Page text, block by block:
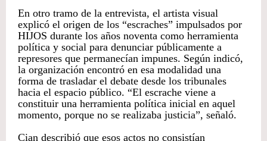
En otro tramo de la entrevista, el artista visual
explicó el origen de los “escraches” impulsados por
HIJOS durante los años noventa como herramienta
política y social para denunciar públicamente a
represores que permanecían impunes. Según indicó,
la organización encontró en esa modalidad una
forma de trasladar el debate desde los tribunales
hacia el espacio público. “El escrache viene a
constituir una herramienta política inicial en aquel
momento, porque no se realizaba justicia”, señaló.
Cian describió que esos actos no consistían